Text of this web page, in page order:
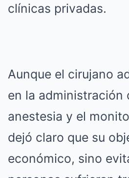
clínicas privadas.
Aunque el cirujano
en la administración
anestesia y el
dejó claro que su
económico, sino